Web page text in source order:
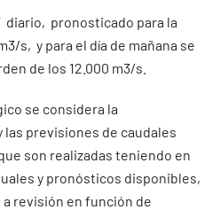
diario, pronosticado para la
s, y para el día de mañana se
de los 12.000 m3/s.
se considera la
previsiones de caudales
son realizadas teniendo en
y pronósticos disponibles,
revisión en función de